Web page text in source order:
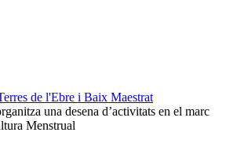
una desena d’activitats en el marc
Menstrual